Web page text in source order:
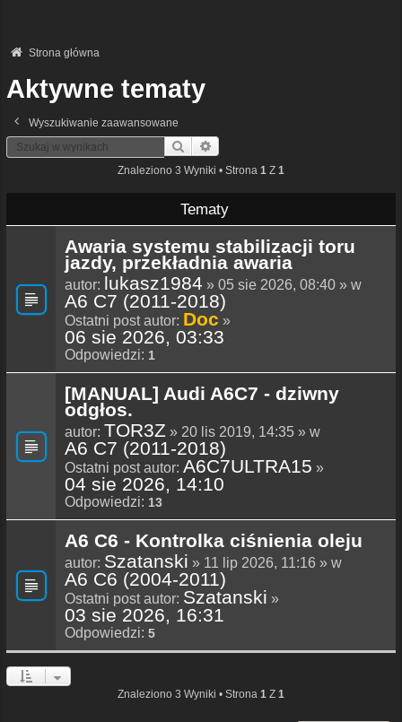
Strona główna
Aktywne tematy
Wyszukiwanie zaawansowane
Szukaj
Znaleziono 3 Wyniki • Strona 1 Z 1
Tematy
Awaria systemu stabilizacji toru
jazdy, przekładnia awaria
autor: lukasz1984 » 05 sie 2026, 08:40 » w
A6 C7 (2011-2018)
Ostatni post autor: Doc »
06 sie 2026, 03:33
Odpowiedzi: 1
[MANUAL] Audi A6C7 - dziwny
odgłos.
autor: TOR3Z » 20 lis 2019, 14:35 » w
A6 C7 (2011-2018)
Ostatni post autor: A6C7ULTRA15 »
04 sie 2026, 14:10
Odpowiedzi: 13
A6 C6 - Kontrolka ciśnienia oleju
autor: Szatanski » 11 lip 2026, 11:16 » w
A6 C6 (2004-2011)
Ostatni post autor: Szatanski »
03 sie 2026, 16:31
Odpowiedzi: 5
Znaleziono 3 Wyniki • Strona 1 Z 1